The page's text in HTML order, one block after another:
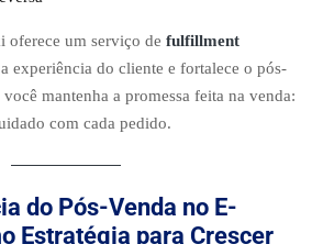
oferece um serviço de fulfillment
experiência do cliente e fortalece o pós-
mantenha a promessa feita na venda:
com cada pedido.
do Pós-Venda no E-
Estratégia para Crescer